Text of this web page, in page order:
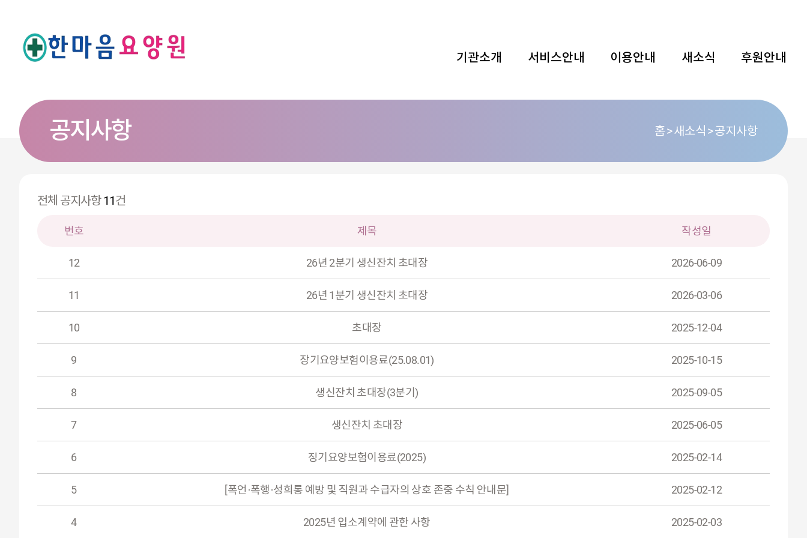
기관소개 서비스안내 이용안내 새소식 후원안내
공지사항 홈 새소식 공지사항
전체 공지사항11건
번호 제목 작성일
12 26년 2분기 생신잔치 초대장 2026-06-09
11 26년 1분기 생신잔치 초대장 2026-03-06
10 초대장 2025-12-04
9 장기요양보험이용료(25.08.01) 2025-10-15
8 생신잔치 초대장(3분기) 2025-09-05
7 생신잔치 초대장 2025-06-05
6 징기요양보험이용료(2025) 2025-02-14
5 [폭언·폭행·성희롱 예방 및 직원과 수급자의 상호 존중 수칙 안내문] 2025-02-12
4 2025년 입소계약에 관한 사항 2025-02-03